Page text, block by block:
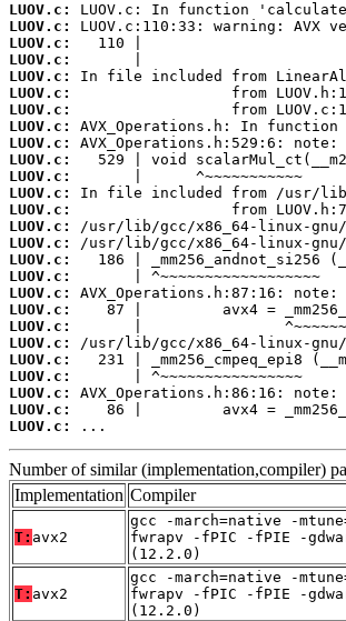
LUOV.c:
LUOV.c:
LUOV.c:
LUOV.c:
LUOV.c:
LUOV.c:
LUOV.c:
LUOV.c:
LUOV.c:
LUOV.c:
LUOV.c:
LUOV.c:
LUOV.c:
LUOV.c:
LUOV.c:
LUOV.c:
LUOV.c:
LUOV.c:
LUOV.c:
LUOV.c:
LUOV.c:
LUOV.c:
LUOV.c:
LUOV.c:
LUOV.c:
LUOV.c:
...
Number of similar (implementation,compiler)
Implementation Compiler
T: avx2
gcc -march=native -
fwrapv -fPIC -fPIE -
(12.2.0)
T: avx2
gcc -march=native -
fwrapv -fPIC -fPIE -
(12.2.0)